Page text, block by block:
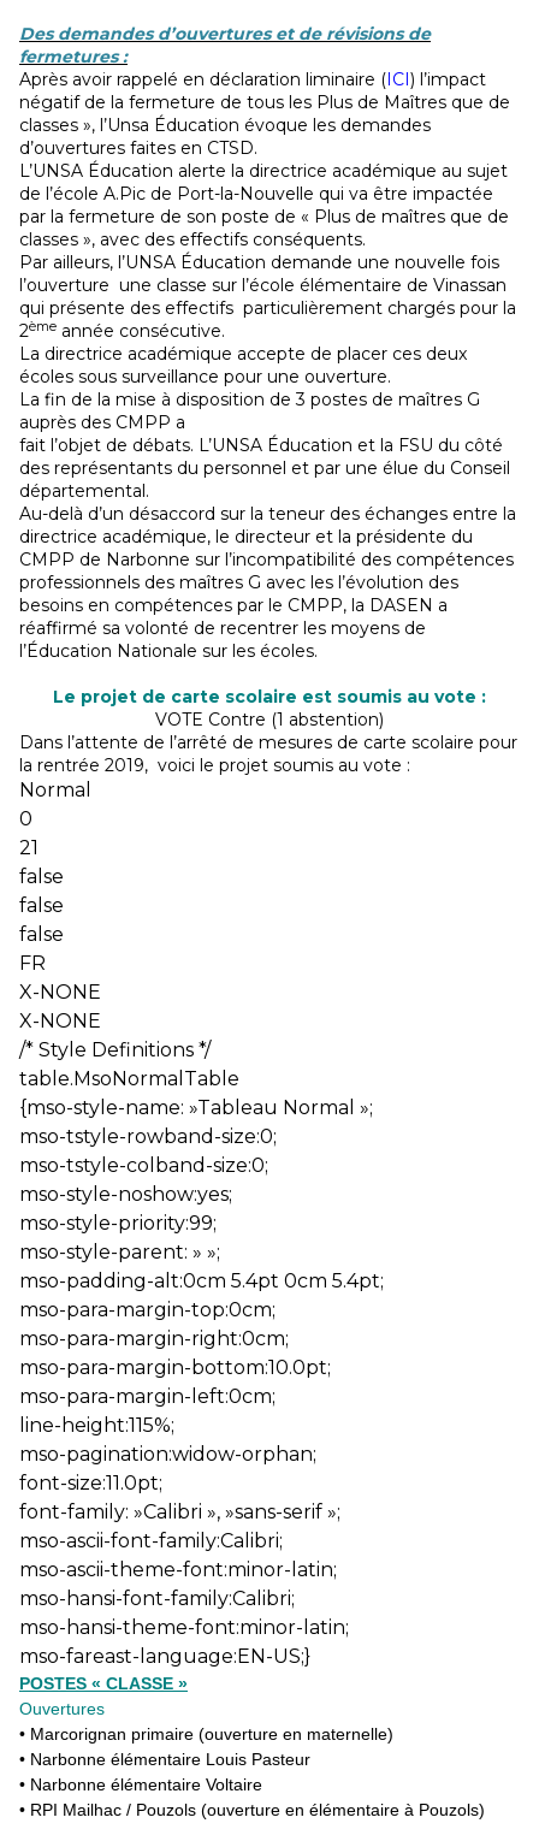
Des demandes d’ouvertures et de révisions de
fermetures :
Après avoir rappelé en déclaration liminaire (ICI) l’impact
négatif de la fermeture de tous les Plus de Maîtres que de
classes », l’Unsa Éducation évoque les demandes
d’ouvertures faites en CTSD.
L’UNSA Éducation alerte la directrice académique au sujet
de l’école A.Pic de Port-la-Nouvelle qui va être impactée
par la fermeture de son poste de « Plus de maîtres que de
classes », avec des effectifs conséquents.
Par ailleurs, l’UNSA Éducation demande une nouvelle fois
l’ouverture une classe sur l’école élémentaire de Vinassan
qui présente des effectifs particulièrement chargés pour la
2ème année consécutive.
La directrice académique accepte de placer ces deux
écoles sous surveillance pour une ouverture.
La fin de la mise à disposition de 3 postes de maîtres G
auprès des CMPP a
fait l’objet de débats. L’UNSA Éducation et la FSU du côté
des représentants du personnel et par une élue du Conseil
départemental.
Au-delà d’un désaccord sur la teneur des échanges entre la
directrice académique, le directeur et la présidente du
CMPP de Narbonne sur l’incompatibilité des compétences
professionnels des maîtres G avec les l’évolution des
besoins en compétences par le CMPP, la DASEN a
réaffirmé sa volonté de recentrer les moyens de
l’Éducation Nationale sur les écoles.
Le projet de carte scolaire est soumis au vote :
VOTE Contre (1 abstention)
Dans l’attente de l’arrêté de mesures de carte scolaire pour
la rentrée 2019, voici le projet soumis au vote :
Normal
0
21
false
false
false
FR
X-NONE
X-NONE
/* Style Definitions */
table.MsoNormalTable
{mso-style-name: »Tableau Normal »;
mso-tstyle-rowband-size:0;
mso-tstyle-colband-size:0;
mso-style-noshow:yes;
mso-style-priority:99;
mso-style-parent: » »;
mso-padding-alt:0cm 5.4pt 0cm 5.4pt;
mso-para-margin-top:0cm;
mso-para-margin-right:0cm;
mso-para-margin-bottom:10.0pt;
mso-para-margin-left:0cm;
line-height:115%;
mso-pagination:widow-orphan;
font-size:11.0pt;
font-family: »Calibri », »sans-serif »;
mso-ascii-font-family:Calibri;
mso-ascii-theme-font:minor-latin;
mso-hansi-font-family:Calibri;
mso-hansi-theme-font:minor-latin;
mso-fareast-language:EN-US;}
POSTES « CLASSE »
Ouvertures
• Marcorignan primaire (ouverture en maternelle)
• Narbonne élémentaire Louis Pasteur
• Narbonne élémentaire Voltaire
• RPI Mailhac / Pouzols (ouverture en élémentaire à Pouzols)